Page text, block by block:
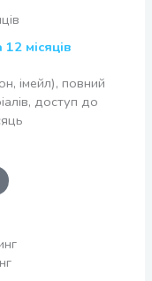
місяців
імейл), повний
доступ до